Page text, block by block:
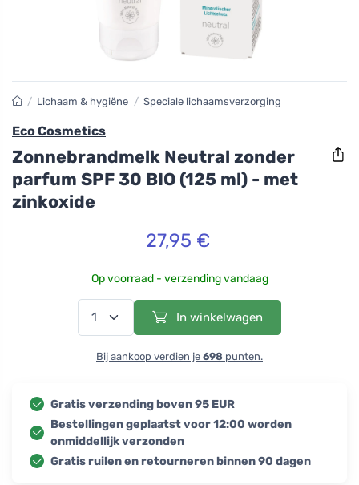
/ Lichaam & hygiëne / Speciale lichaamsverzorging
Eco Cosmetics
Zonnebrandmelk Neutral zonder
parfum SPF 30 BIO (125 ml) - met
zinkoxide
27,95 €
Op voorraad - verzending vandaag
In winkelwagen
Bij aankoop verdien je 698 punten.
Gratis verzending boven 95 EUR
Bestellingen geplaatst voor 12:00 worden
onmiddellijk verzonden
Gratis ruilen en retourneren binnen 90 dagen